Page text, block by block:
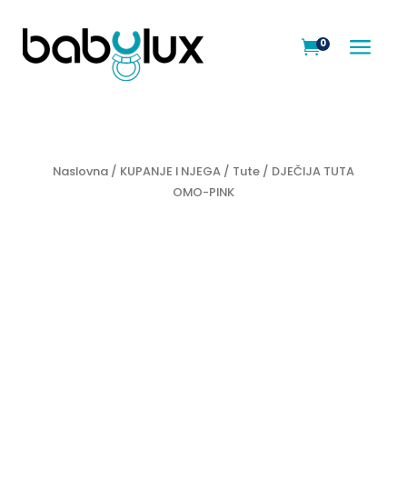
a
0
Naslovna/ KUPANJE I NJEGA/ Tute/ DJEČIJA TUTA
OMO-PINK